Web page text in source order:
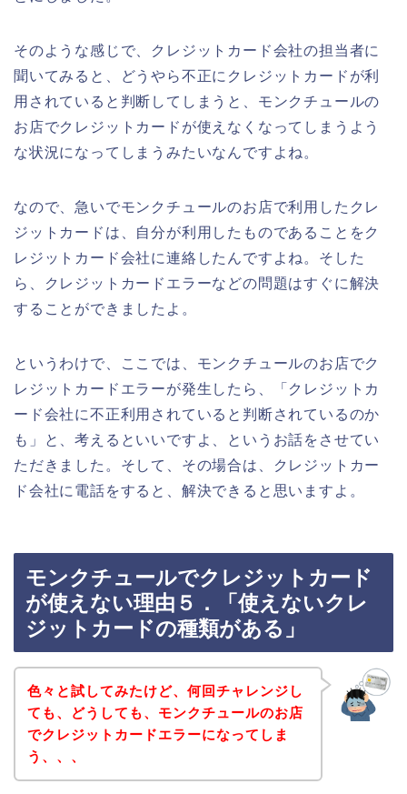
そのような感じで、クレジットカード会社の担当者に
聞いてみると、どうやら不正にクレジットカードが利
用されていると判断してしまうと、モンクチュールの
お店でクレジットカードが使えなくなってしまうよう
な状況になってしまうみたいなんですよね。
なので、急いでモンクチュールのお店で利用したクレ
ジットカードは、自分が利用したものであることをク
レジットカード会社に連絡したんですよね。そした
ら、クレジットカードエラーなどの問題はすぐに解決
することができましたよ。
というわけで、ここでは、モンクチュールのお店でク
レジットカードエラーが発生したら、「クレジットカ
ード会社に不正利用されていると判断されているのか
も」と、考えるといいですよ、というお話をさせてい
ただきました。そして、その場合は、クレジットカー
ド会社に電話をすると、解決できると思いますよ。
モンクチュールでクレジットカード
が使えない理由５．「使えないクレ
ジットカードの種類がある」
色々と試してみたけど、何回チャレンジし
ても、どうしても、モンクチュールのお店
でクレジットカードエラーになってしま
う、、、